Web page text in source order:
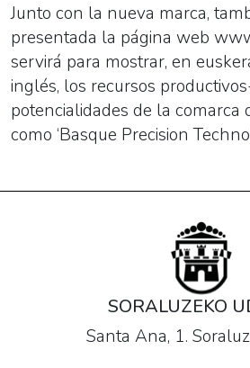
Junto con la nueva marca,
presentada la página web
servirá para mostrar, en
inglés, los recursos
potencialidades de la comarca
como ‘Basque Precision
SORALUZEKO
Santa Ana, 1.